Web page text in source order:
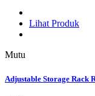
Lihat Produk
Mutu
Adjustable Storage Rack